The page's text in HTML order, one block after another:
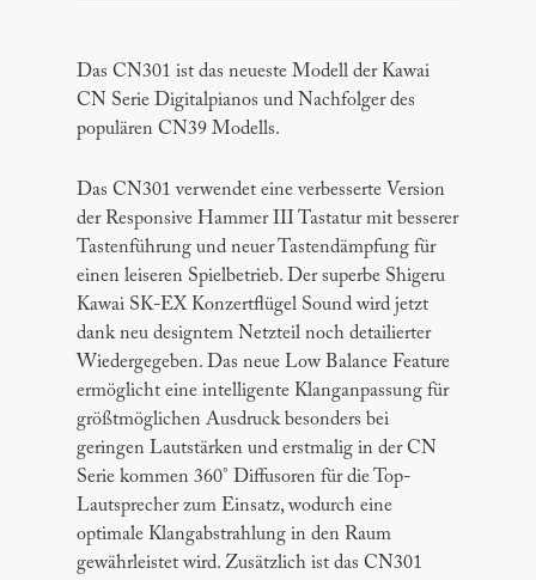
Das CN301 ist das neueste Modell der Kawai
CN Serie Digitalpianos und Nachfolger des
populären CN39 Modells.
Das CN301 verwendet eine verbesserte Version
der Responsive Hammer III Tastatur mit besserer
Tastenführung und neuer Tastendämpfung für
einen leiseren Spielbetrieb. Der superbe Shigeru
Kawai SK-EX Konzertflügel Sound wird jetzt
dank neu designtem Netzteil noch detailierter
Wiedergegeben. Das neue Low Balance Feature
ermöglicht eine intelligente Klanganpassung für
größtmöglichen Ausdruck besonders bei
geringen Lautstärken und erstmalig in der CN
Serie kommen 360° Diffusoren für die Top-
Lautsprecher zum Einsatz, wodurch eine
optimale Klangabstrahlung in den Raum
gewährleistet wird. Zusätzlich ist das CN301